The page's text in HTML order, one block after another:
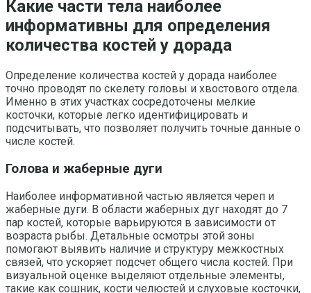
Какие части тела наиболее
информативны для определения
количества костей у дорада
Определение количества костей у дорада наиболее
точно проводят по скелету головы и хвостового отдела.
Именно в этих участках сосредоточены мелкие
косточки, которые легко идентифицировать и
подсчитывать, что позволяет получить точные данные о
числе костей.
Голова и жаберные дуги
Наиболее информативной частью является череп и
жаберные дуги. В области жаберных дуг находят до 7
пар костей, которые варьируются в зависимости от
возраста рыбы. Детальные осмотры этой зоны
помогают выявить наличие и структуру межкостных
связей, что ускоряет подсчет общего числа костей. При
визуальной оценке выделяют отдельные элементы,
такие как сошник, кости челюстей и слуховые косточки,